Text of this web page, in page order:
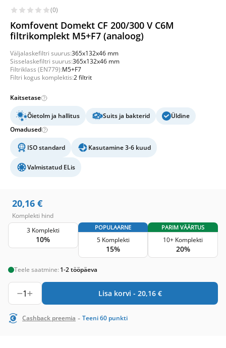
(0)
Komfovent Domekt CF 200/300 V C6M
filtrikomplekt M5+F7 (analoog)
Väljalaskefiltri suurus:365x132x46 mm
Sisselaskefiltri suurus:365x132x46 mm
Filtriklass (EN779):M5+F7
Filtri kogus komplektis:2 filtrit
Kaitsetase
Õietolm ja hallitus Suits ja bakterid
Üldine
Omadused
ISO standard Kasutamine 3-6 kuud
Valmistatud ELis
20,16 €
Komplekti hind
3 Komplekti
10%
POPULAARNE
5 Komplekti
15%
PARIM VÄÄRTUS
10+ Komplekti
20%
Teele saatmine: 1-2 tööpäeva
1 Lisa korvi - 20,16 €
Cashback preemia - Teeni60 punkti